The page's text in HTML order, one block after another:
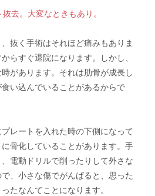
去。大変なときもあり。
抜く手術はそれほど痛みもありま
らすぐ退院になります。しかし、
があります。それは肋骨が成長し
い込んでいることがあるからで
レートを入れた時の下側になって
骨化していることがあります。手
電動ドリルで削ったりして外さな
、小さな傷でがんばると、思った
たなんてことになります。